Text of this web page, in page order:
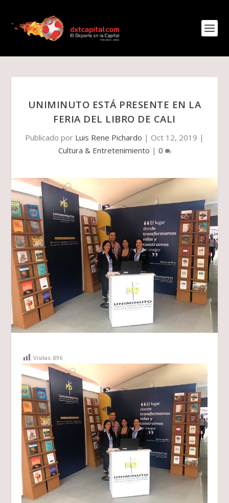
UNIMINUTO ESTÁ PRESENTE EN LA
FERIA DEL LIBRO DE CALI
Publicado por Luis Rene Pichardo | Oct 12, 2019 |
Cultura & Entretenimiento | 0
Visitas: 896